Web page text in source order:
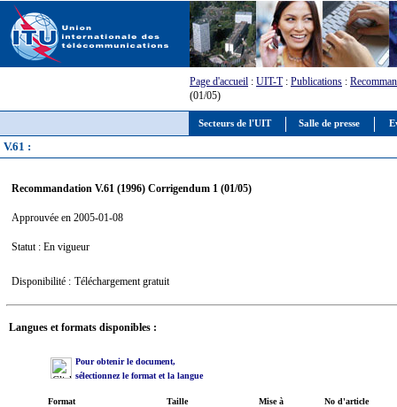
Secteurs de l'UIT Salle de presse
Page d'accueil : UIT-T: Publications :
(01/05)
V.61 :
Recommandation V.61 (1996) Corrigendum 1 (01/05)
Approuvée en 2005-01-08
Statut : En vigueur
Disponibilité : Téléchargement gratuit
Langues et formats disponibles :
Pour obtenir le document,
sélectionnez le format et la langue
Format Taille
Mise à
No d'article